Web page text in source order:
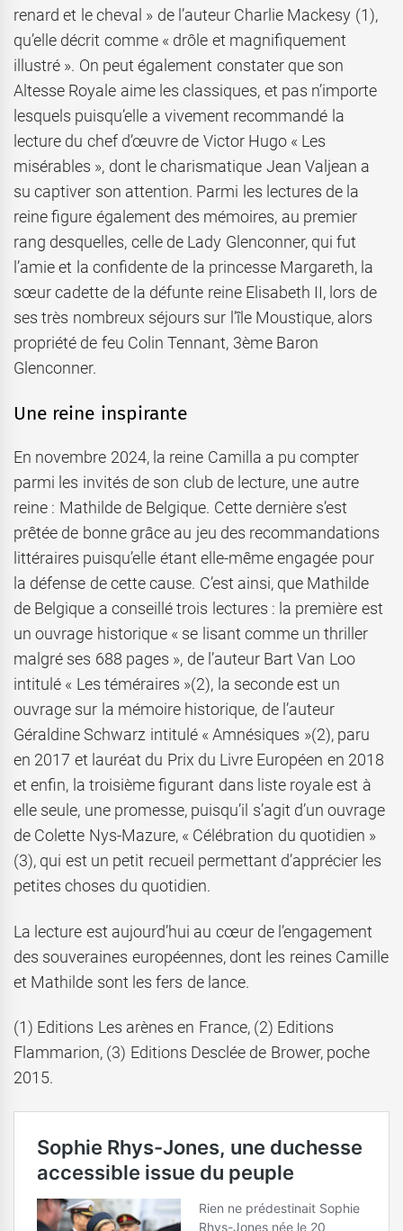
renard et le cheval » de l’auteur Charlie Mackesy (1),
qu’elle décrit comme « drôle et magnifiquement
illustré ». On peut également constater que son
Altesse Royale aime les classiques, et pas n’importe
lesquels puisqu’elle a vivement recommandé la
lecture du chef d’œuvre de Victor Hugo « Les
misérables », dont le charismatique Jean Valjean a
su captiver son attention. Parmi les lectures de la
reine figure également des mémoires, au premier
rang desquelles, celle de Lady Glenconner, qui fut
l’amie et la confidente de la princesse Margareth, la
sœur cadette de la défunte reine Elisabeth II, lors de
ses très nombreux séjours sur l’île Moustique, alors
propriété de feu Colin Tennant, 3ème Baron
Glenconner.
Une reine inspirante
En novembre 2024, la reine Camilla a pu compter
parmi les invités de son club de lecture, une autre
reine : Mathilde de Belgique. Cette dernière s’est
prêtée de bonne grâce au jeu des recommandations
littéraires puisqu’elle étant elle-même engagée pour
la défense de cette cause. C’est ainsi, que Mathilde
de Belgique a conseillé trois lectures : la première est
un ouvrage historique « se lisant comme un thriller
malgré ses 688 pages », de l’auteur Bart Van Loo
intitulé « Les téméraires »(2), la seconde est un
ouvrage sur la mémoire historique, de l’auteur
Géraldine Schwarz intitulé « Amnésiques »(2), paru
en 2017 et lauréat du Prix du Livre Européen en 2018
et enfin, la troisième figurant dans liste royale est à
elle seule, une promesse, puisqu’il s’agit d’un ouvrage
de Colette Nys-Mazure, « Célébration du quotidien »
(3), qui est un petit recueil permettant d’apprécier les
petites choses du quotidien.
La lecture est aujourd’hui au cœur de l’engagement
des souveraines européennes, dont les reines Camille
et Mathilde sont les fers de lance.
(1) Editions Les arènes en France, (2) Editions
Flammarion, (3) Editions Desclée de Brower, poche
2015.